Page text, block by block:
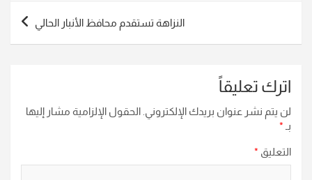
النزاهة تستقدم محافظ الأنبار الحالي
اترك تعليقاً
لن يتم نشر عنوان بريدك الإلكتروني. الحقول الإلزامية مشار إليها
بـ *
التعليق *